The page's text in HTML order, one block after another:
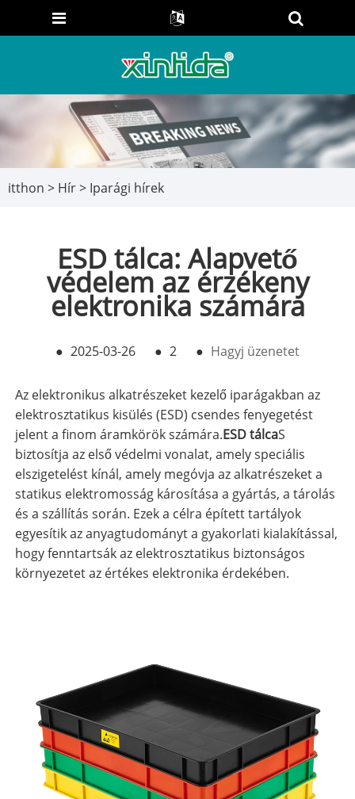
itthon > Hír> Iparági hírek
ESD tálca: Alapvető
védelem az érzékeny
elektronika számára
● 2025-03-26 ● 2 ● Hagyj üzenetet
Az elektronikus alkatrészeket kezelő iparágakban az
elektrosztatikus kisülés (ESD) csendes fenyegetést
jelent a finom áramkörök számára.ESD tálcaS
biztosítja az első védelmi vonalat, amely speciális
elszigetelést kínál, amely megóvja az alkatrészeket a
statikus elektromosság károsítása a gyártás, a tárolás
és a szállítás során. Ezek a célra épített tartályok
egyesítik az anyagtudományt a gyakorlati kialakítással,
hogy fenntartsák az elektrosztatikus biztonságos
környezetet az értékes elektronika érdekében.